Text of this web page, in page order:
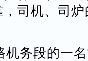
司机、司
务段的一名